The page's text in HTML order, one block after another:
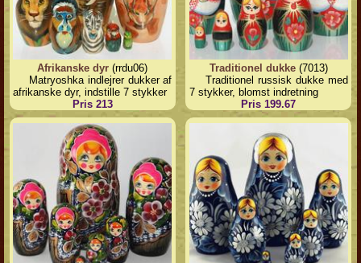
Afrikanske dyr (rrdu06)
Matryoshka indlejrer dukker af
afrikanske dyr, indstille 7 stykker
Pris 213
Traditionel dukke(7013)
Traditionel russisk dukke med
7 stykker, blomst indretning
Pris 199.67